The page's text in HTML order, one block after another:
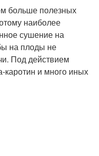
больше полезных
наиболее
сушение на
на плоды не
Под действием
каротин и много иных